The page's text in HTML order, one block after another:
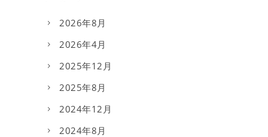
2026年8月
2026年4月
2025年12月
2025年8月
2024年12月
2024年8月